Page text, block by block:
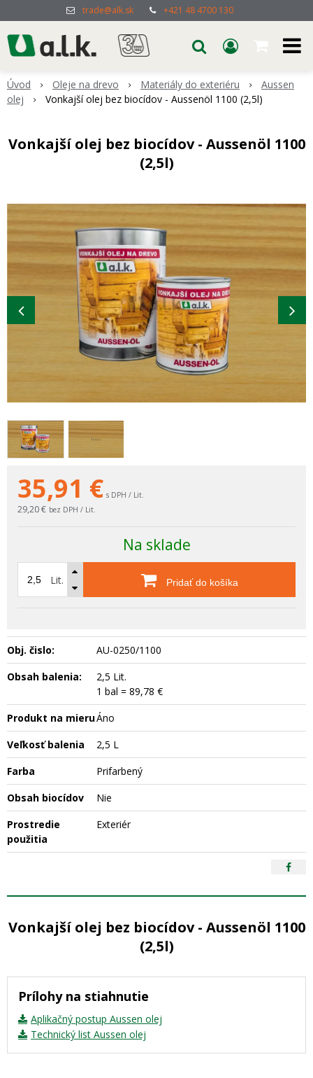
trade@alk.sk +421 48 4700 130
Úvod Oleje na drevo Materiály do exteriéru
Aussen
olej
Vonkajší olej bez biocídov - Aussenöl 1100 (2,5l)
Vonkajší olej bez biocídov - Aussenöl 1100
(2,5l)
35,91 € s DPH / Lit.
29,20 € bez DPH / Lit.
Na sklade
Lit. Pridať do košíka
Obj. čislo:
AU-0250/1100
Obsah balenia:
2,5 Lit.
1 bal = 89,78 €
Produkt na mieruÁno
Veľkosť balenia
2,5 L
Farba
Prifarbený
Obsah biocídov
Nie
Prostredie
použitia
Exteriér
Vonkajší olej bez biocídov - Aussenöl 1100
(2,5l)
Prílohy na stiahnutie
Aplikačný postup Aussen olej
Technický list Aussen olej